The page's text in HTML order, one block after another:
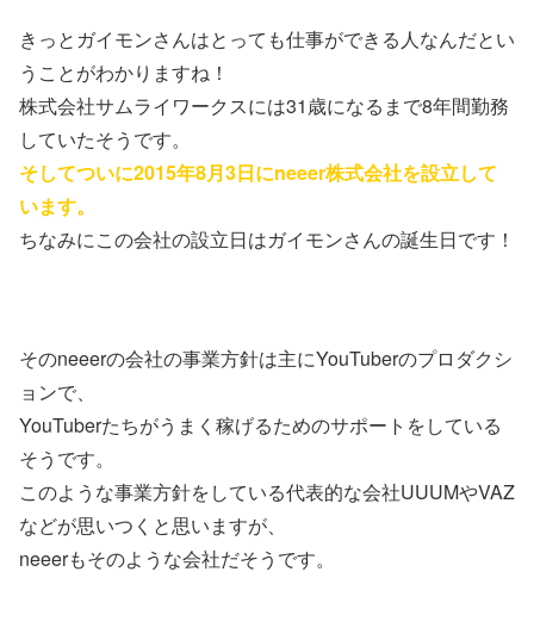
きっとガイモンさんはとっても仕事ができる人なんだとい
うことがわかりますね！
株式会社サムライワークスには31歳になるまで8年間勤務
していたそうです。
そしてついに2015年8月3日にneeer株式会社を設立して
います。
ちなみにこの会社の設立日はガイモンさんの誕生日です！
そのneeerの会社の事業方針は主にYouTuberのプロダクシ
ョンで、
YouTuberたちがうまく稼げるためのサポートをしている
そうです。
このような事業方針をしている代表的な会社UUUMやVAZ
などが思いつくと思いますが、
neeerもそのような会社だそうです。